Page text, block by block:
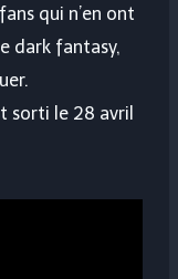
qui n’en ont
dark fantasy,
sorti le 28 avril